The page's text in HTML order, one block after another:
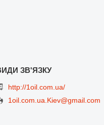
http://1oil.com.ua/
1oil.com.ua.Kiev@gmail.com